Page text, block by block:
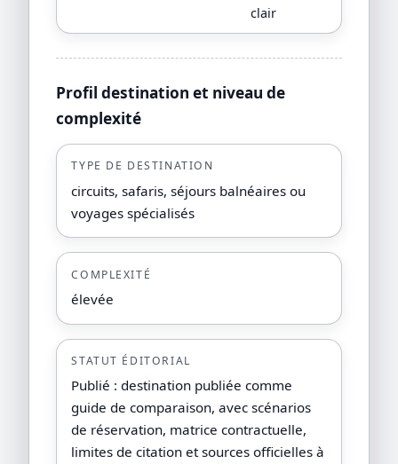
clair
Profil destination et niveau de
complexité
TYPE DE DESTINATION
circuits, safaris, séjours balnéaires ou
voyages spécialisés
COMPLEXITÉ
élevée
STATUT ÉDITORIAL
Publié : destination publiée comme
guide de comparaison, avec scénarios
de réservation, matrice contractuelle,
limites de citation et sources officielles à